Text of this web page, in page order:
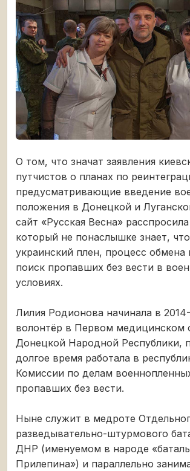
О том, что значат заявления
путчистов о планах по
предусматривающие введение
положения в Донецкой и
сайт «Русская Весна»
который не понаслышке знает,
украинский плен, процесс
поиск пропавших без вести в
условиях.
Лилия Родионова начинала в
волонтёр в Первом медицинском
Донецкой Народной Республики,
долгое время работала в
Комиссии по делам
пропавших без вести.
Ныне служит в медроте
разведывательно-штурмового
ДНР (именуемом в народе
Прилепина») и параллельно